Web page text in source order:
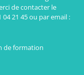
de contacter le
21 45 ou par email :
de formation